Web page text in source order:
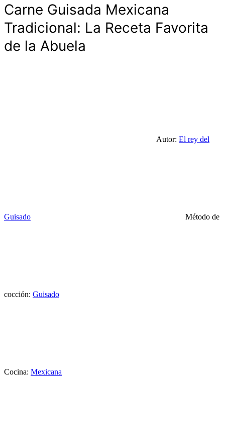
Carne Guisada Mexicana
Tradicional: La Receta Favorita
de la Abuela
Autor: El rey del
Guisado Método de
cocción: Guisado
Cocina: Mexicana